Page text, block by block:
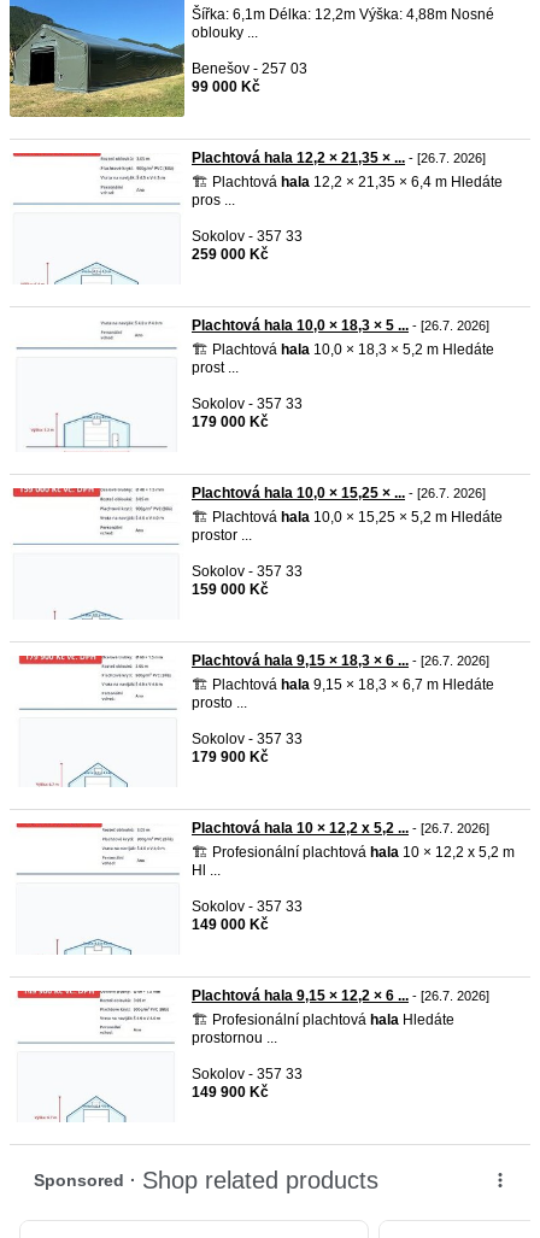
Šířka: 6,1m Délka: 12,2m Výška: 4,88m Nosné
oblouky ...
Benešov - 257 03
99 000 Kč
Plachtová hala 12,2 × 21,35 × ... - [26.7. 2026]
🏗️ Plachtová hala 12,2 × 21,35 × 6,4 m Hledáte
pros ...
Sokolov - 357 33
259 000 Kč
Plachtová hala 10,0 × 18,3 × 5 ... - [26.7. 2026]
🏗️ Plachtová hala 10,0 × 18,3 × 5,2 m Hledáte
prost ...
Sokolov - 357 33
179 000 Kč
Plachtová hala 10,0 × 15,25 × ... - [26.7. 2026]
🏗️ Plachtová hala 10,0 × 15,25 × 5,2 m Hledáte
prostor ...
Sokolov - 357 33
159 000 Kč
Plachtová hala 9,15 × 18,3 × 6 ... - [26.7. 2026]
🏗️ Plachtová hala 9,15 × 18,3 × 6,7 m Hledáte
prosto ...
Sokolov - 357 33
179 900 Kč
Plachtová hala 10 × 12,2 x 5,2 ... - [26.7. 2026]
🏗️ Profesionální plachtová hala 10 × 12,2 x 5,2 m
Hl ...
Sokolov - 357 33
149 000 Kč
Plachtová hala 9,15 × 12,2 × 6 ... - [26.7. 2026]
🏗️ Profesionální plachtová hala Hledáte
prostornou ...
Sokolov - 357 33
149 900 Kč